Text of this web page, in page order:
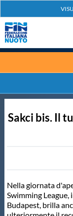
Nuoto
Tuffi
Sakci bis. Il
Nella giornata
Swimming
Budapest, brilla